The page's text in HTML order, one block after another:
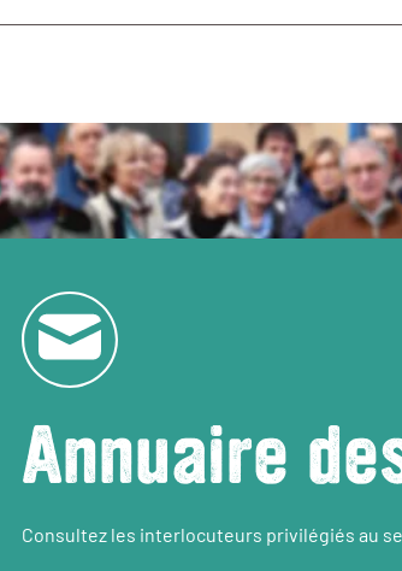
Annuaire
Consultez les interlocuteurs privilégiés au